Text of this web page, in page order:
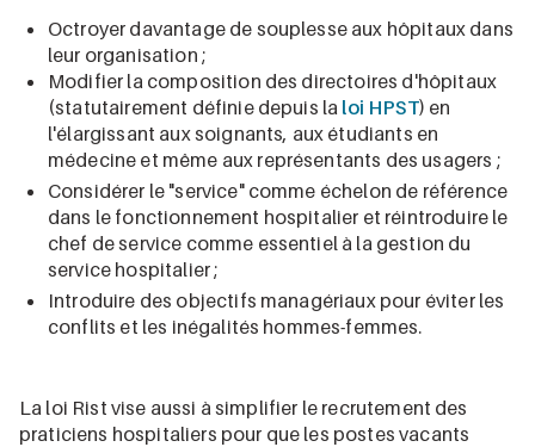
Octroyer davantage de souplesse aux hôpitaux dans
leur organisation ;
Modifier la composition des directoires d'hôpitaux
(statutairement définie depuis la loi HPST) en
l'élargissant aux soignants, aux étudiants en
médecine et même aux représentants des usagers ;
Considérer le "service" comme échelon de référence
dans le fonctionnement hospitalier et réintroduire le
chef de service comme essentiel à la gestion du
service hospitalier ;
Introduire des objectifs managériaux pour éviter les
conflits et les inégalités hommes-femmes.
La loi Rist vise aussi à simplifier le recrutement des
praticiens hospitaliers pour que les postes vacants